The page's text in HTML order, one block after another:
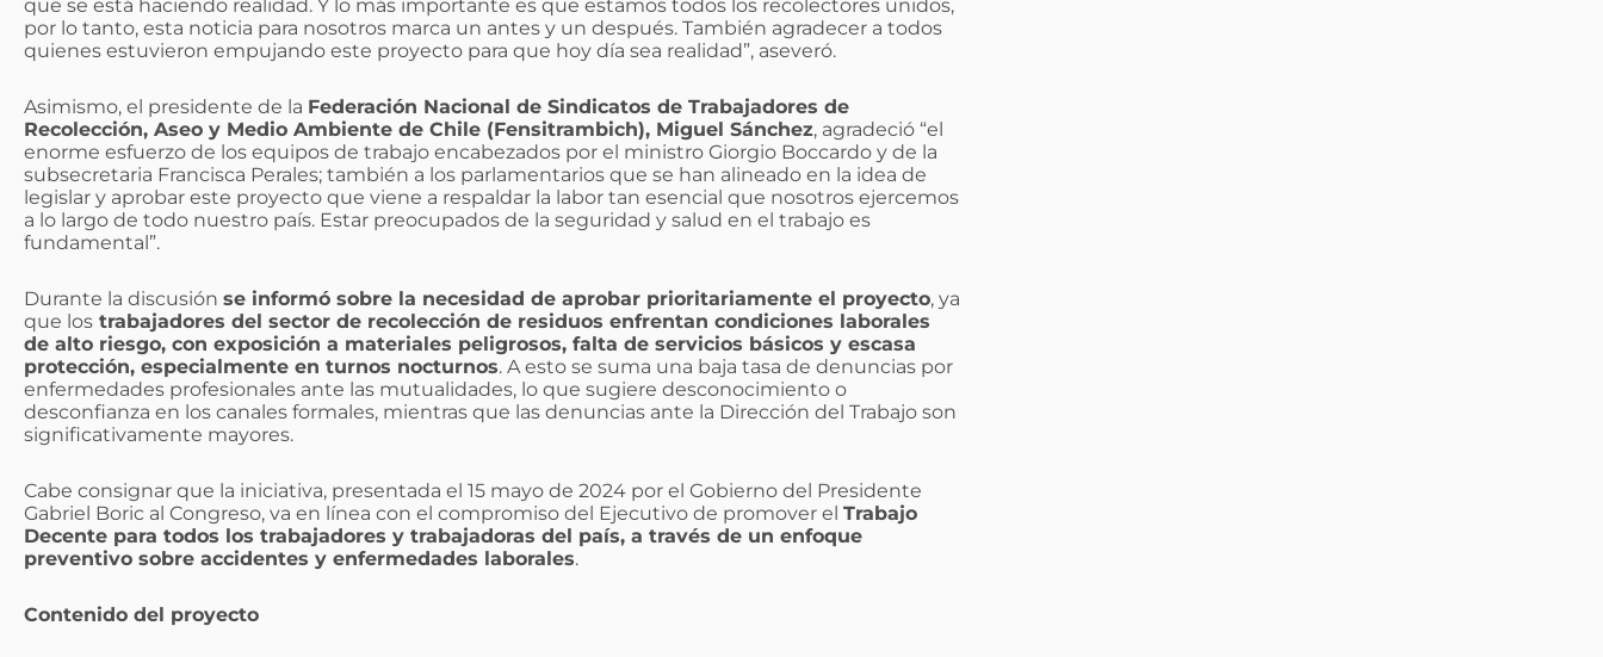
que se está haciendo realidad. Y lo más importante es que estamos todos los recolectores unidos,
por lo tanto, esta noticia para nosotros marca un antes y un después. También agradecer a todos
quienes estuvieron empujando este proyecto para que hoy día sea realidad”, aseveró.
Asimismo, el presidente de la Federación Nacional de Sindicatos de Trabajadores de
Recolección, Aseo y Medio Ambiente de Chile (Fensitrambich), Miguel Sánchez, agradeció “el
enorme esfuerzo de los equipos de trabajo encabezados por el ministro Giorgio Boccardo y de la
subsecretaria Francisca Perales; también a los parlamentarios que se han alineado en la idea de
legislar y aprobar este proyecto que viene a respaldar la labor tan esencial que nosotros ejercemos
a lo largo de todo nuestro país. Estar preocupados de la seguridad y salud en el trabajo es
fundamental”.
Durante la discusión se informó sobre la necesidad de aprobar prioritariamente el proyecto, ya
que los trabajadores del sector de recolección de residuos enfrentan condiciones laborales
de alto riesgo, con exposición a materiales peligrosos, falta de servicios básicos y escasa
protección, especialmente en turnos nocturnos. A esto se suma una baja tasa de denuncias por
enfermedades profesionales ante las mutualidades, lo que sugiere desconocimiento o
desconfianza en los canales formales, mientras que las denuncias ante la Dirección del Trabajo son
significativamente mayores.
Cabe consignar que la iniciativa, presentada el 15 mayo de 2024 por el Gobierno del Presidente
Gabriel Boric al Congreso, va en línea con el compromiso del Ejecutivo de promover el Trabajo
Decente para todos los trabajadores y trabajadoras del país, a través de un enfoque
preventivo sobre accidentes y enfermedades laborales.
Contenido del proyecto